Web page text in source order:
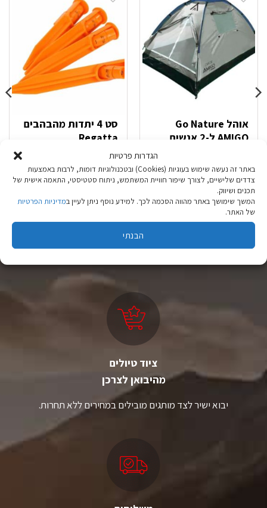
הגדרות פרטיות
באתר זה נעשה שימוש בעוגיות (Cookies) ובטכנולוגיות דומות, לרבות באמצעות
צדדים שלישיים, לצורך שיפור חוויית המשתמש, ניתוח סטטיסטי, התאמה אישית של
תכנים ושיווק.
המשך שימושך באתר מהווה הסכמה לכך. למידע נוסף ניתן לעיין במדיניות הפרטיות
של האתר.
הבנתי
אוהל Go Nature
AMIGO ל-2 אנשים
₪129.90
הוספה לסל
סט 4 יתדות מהבהבים
Regatta
₪34.90
הוספה לסל
ציוד טיולים
מהיבואן לצרכן
יבוא ישיר לצד מותגים מובילים במחירים ללא תחרות.